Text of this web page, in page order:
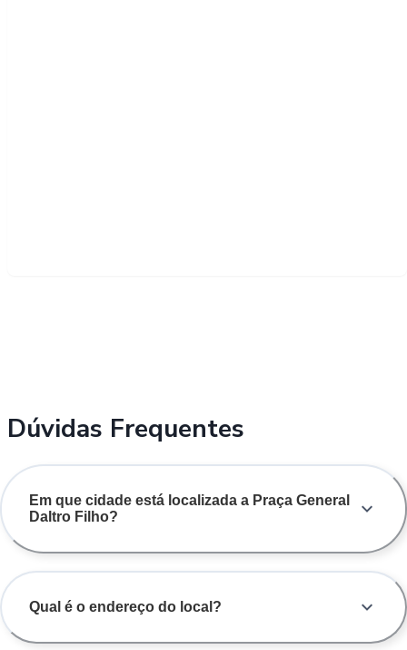
Dúvidas Frequentes
Em que cidade está localizada a Praça General
Daltro Filho?
Qual é o endereço do local?